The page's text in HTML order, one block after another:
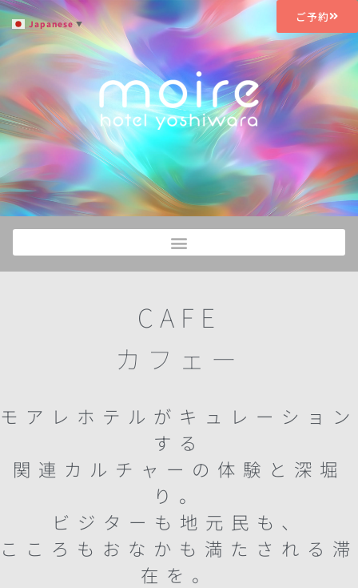
ご予約
CAFE
カフェー
モアレホテルがキュレーション
する
関連カルチャーの体験と深堀
り。
ビジターも地元民も、
こころもおなかも満たされる滞
在を。
Japanese ▼